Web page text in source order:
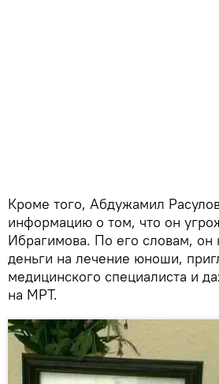
Кроме того, Абдужамил
информацию о том, что он
Ибрагимова. По его словам, он
деньги на лечение юноши,
медицинского специалиста и
на МРТ.